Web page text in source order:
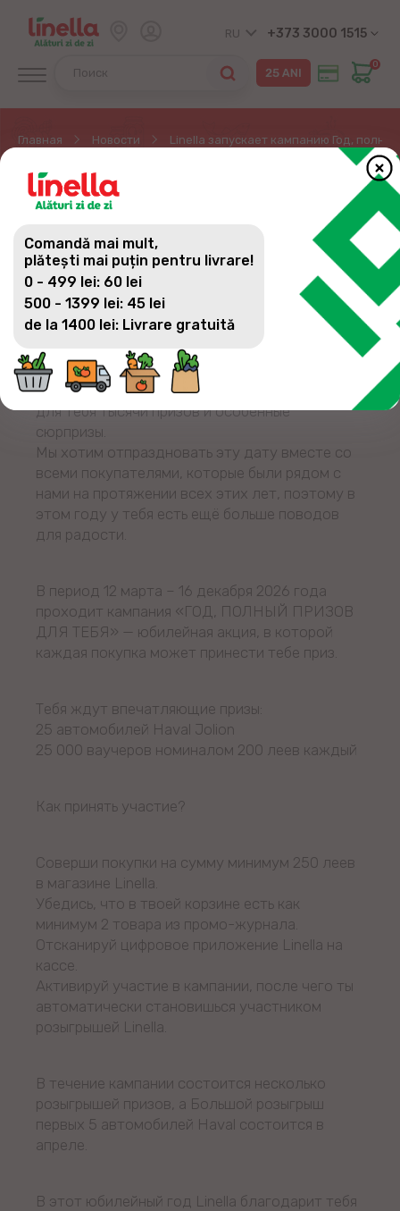
RU +373 3000 1515
0
Главная Новости Linella запускает кампанию Год,
LINELLA ЗАПУСКАЕТ
ПОЛНЫЙ ПРИЗОВ ДЛЯ
ТЕБЯ
В честь 25-летнего юбилея мы подготовили
для тебя тысячи призов и особенные
сюрпризы.
Мы хотим отпраздновать эту дату вместе со
всеми покупателями, которые были рядом с
нами на протяжении всех этих лет, поэтому в
этом году у тебя есть ещё больше поводов
для радости.
В период 12 марта – 16 декабря 2026 года
проходит кампания «ГОД, ПОЛНЫЙ ПРИЗОВ
ДЛЯ ТЕБЯ» — юбилейная акция, в которой
каждая покупка может принести тебе приз.
Тебя ждут впечатляющие призы:
25 автомобилей Haval Jolion
25 000 ваучеров номиналом 200 леев каждый
Как принять участие?
Соверши покупки на сумму минимум 250 леев
в магазине Linella.
Убедись, что в твоей корзине есть как
минимум 2 товара из промо-журнала.
Отсканируй цифровое приложение Linella на
кассе.
Активируй участие в кампании, после чего ты
автоматически становишься участником
розыгрышей Linella.
В течение кампании состоится несколько
розыгрышей призов, а Большой розыгрыш
первых 5 автомобилей Haval состоится в
апреле.
В этот юбилейный год Linella благодарит тебя
Comandă mai mult,
plătești mai puțin pentru livrare!
0 - 499 lei: 60 lei
500 - 1399 lei: 45 lei
de la 1400 lei: Livrare gratuită